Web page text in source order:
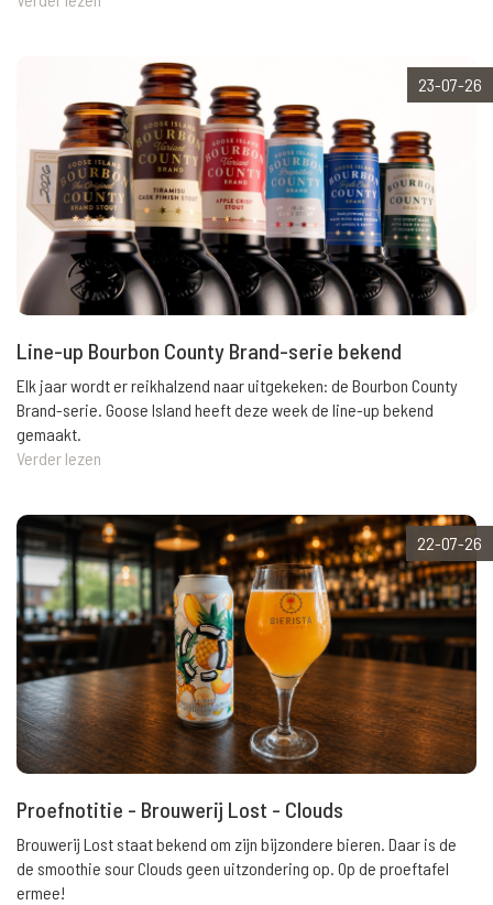
23-07-26
Line-up Bourbon County Brand-serie bekend
Elk jaar wordt er reikhalzend naar uitgekeken: de Bourbon County
Brand-serie. Goose Island heeft deze week de line-up bekend
gemaakt.
Verder lezen
22-07-26
Proefnotitie - Brouwerij Lost - Clouds
Brouwerij Lost staat bekend om zijn bijzondere bieren. Daar is de
de smoothie sour Clouds geen uitzondering op. Op de proeftafel
ermee!